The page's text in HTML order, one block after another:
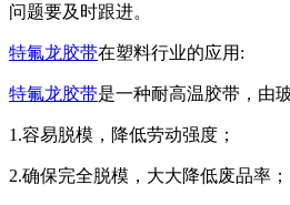
问题要及时跟进。
特氟龙胶带在塑料行业的应用:
特氟龙胶带是一种耐高温胶带，由
1.容易脱模，降低劳动强度；
2.确保完全脱模，大大降低废品率；